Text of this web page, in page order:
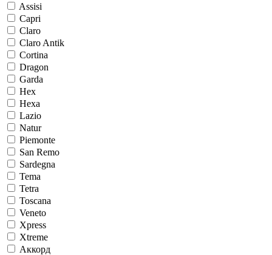
Assisi
Capri
Claro
Claro Antik
Cortina
Dragon
Garda
Hex
Hexa
Lazio
Natur
Piemonte
San Remo
Sardegna
Tema
Tetra
Toscana
Veneto
Xpress
Xtreme
Аккорд